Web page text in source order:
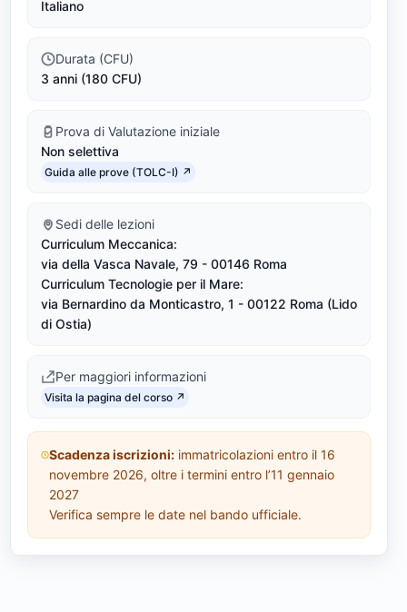
Italiano
Durata (CFU)
3 anni (180 CFU)
Prova di Valutazione iniziale
Non selettiva
Link identifier #identifier__130551-4
Guida alle prove (TOLC-I) ↗
Sedi delle lezioni
Curriculum Meccanica:
via della Vasca Navale, 79 - 00146 Roma
Curriculum Tecnologie per il Mare:
via Bernardino da Monticastro, 1 - 00122 Roma (Lido
di Ostia)
Per maggiori informazioni
Link identifier #identifier__10956-5Visita la pagina del corso ↗
Scadenza iscrizioni: immatricolazioni entro il 16
novembre 2026, oltre i termini entro l’11 gennaio
2027
Verifica sempre le date nel bando ufficiale.